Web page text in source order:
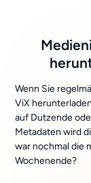
Wenn Sie
ViX
auf Dutzende
Metadaten wird
war nochmal die
Wochenende?